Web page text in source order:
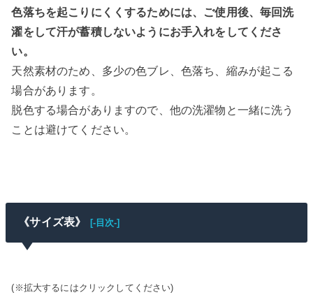
色落ちを起こりにくくするためには、ご使用後、毎回洗
濯をして汗が蓄積しないようにお手入れをしてくださ
い。
天然素材のため、多少の色ブレ、色落ち、縮みが起こる
場合があります。
脱色する場合がありますので、他の洗濯物と一緒に洗う
ことは避けてください。
《サイズ表》 [-目次-]
(※拡大するにはクリックしてください)